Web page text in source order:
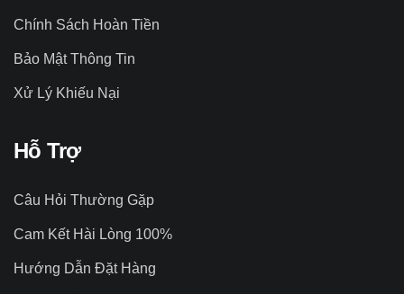
Chính Sách Hoàn Tiền
Bảo Mật Thông Tin
Xử Lý Khiếu Nại
Hỗ Trợ
Câu Hỏi Thường Gặp
Cam Kết Hài Lòng 100%
Hướng Dẫn Đặt Hàng